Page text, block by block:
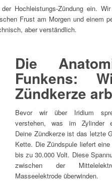
Hochleistungs-Zündung ein.
Frust am Morgen und einem
aber verständlich.
Die
Funkens:
Zündkerze
Bevor wir über Iridium
verstehen, was im Zylinder
Deine Zündkerze ist das letzte
Kette. Die Zündspule liefert
bis zu 30.000 Volt. Diese
zwischen der
Masseelektrode überwinden.